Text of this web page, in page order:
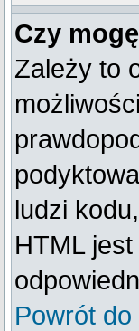
Czy
Zależy to
ludzi
HTML
Powrót